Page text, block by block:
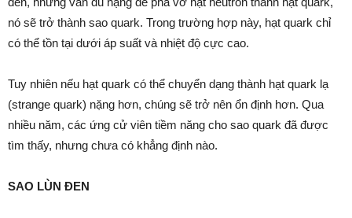
nó sẽ trở thành sao quark. Trong trường hợp này, hạt quark chỉ
có thể tồn tại dưới áp suất và nhiệt độ cực cao.
Tuy nhiên nếu hạt quark có thể chuyển dạng thành hạt quark lạ
(strange quark) nặng hơn, chúng sẽ trở nên ổn định hơn. Qua
nhiều năm, các ứng cử viên tiềm năng cho sao quark đã được
tìm thấy, nhưng chưa có khẳng định nào.
SAO LÙN ĐEN